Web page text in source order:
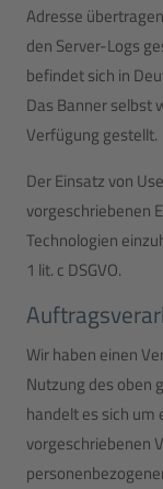
Adresse
den Server-Logs
befindet sich in
Das Banner selbst
Verfügung gestellt.
Der Einsatz von
vorgeschriebenen
Technologien
1 lit. c DSGVO.
Wir haben einen
Nutzung des oben
handelt es sich
vorgeschriebenen